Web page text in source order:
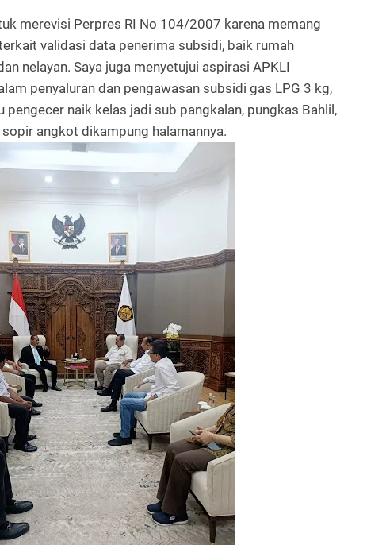
merevisi Perpres RI No 104/2007 karena memang
validasi data penerima subsidi, baik rumah
nelayan. Saya juga menyetujui aspirasi APKLI
penyaluran dan pengawasan subsidi gas LPG 3 kg,
naik kelas jadi sub pangkalan, pungkas Bahlil,
angkot dikampung halamannya.